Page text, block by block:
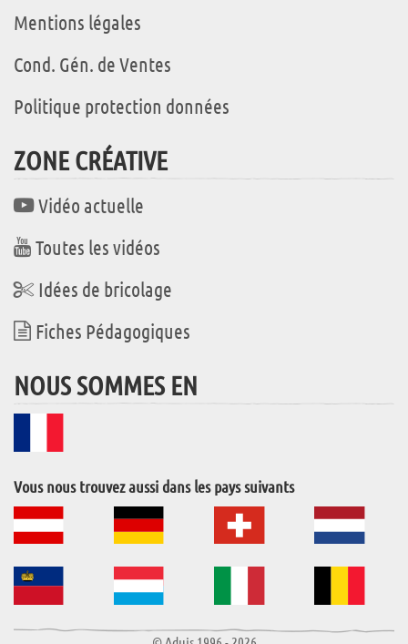
Mentions légales
Cond. Gén. de Ventes
Politique protection données
ZONE CRÉATIVE
Vidéo actuelle
Toutes les vidéos
Idées de bricolage
Fiches Pédagogiques
NOUS SOMMES EN
Vous nous trouvez aussi dans les pays suivants